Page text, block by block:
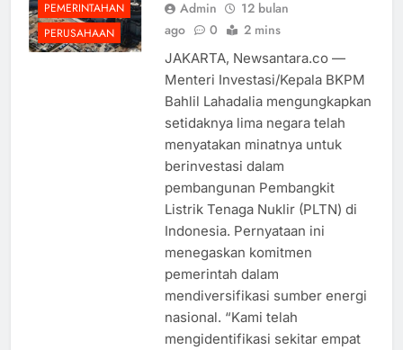
PEMERINTAHAN
PERUSAHAAN
Admin
12 bulan
ago
0 2 mins
JAKARTA, Newsantara.co —
Menteri Investasi/Kepala BKPM
Bahlil Lahadalia mengungkapkan
setidaknya lima negara telah
menyatakan minatnya untuk
berinvestasi dalam
pembangunan Pembangkit
Listrik Tenaga Nuklir (PLTN) di
Indonesia. Pernyataan ini
menegaskan komitmen
pemerintah dalam
mendiversifikasi sumber energi
nasional. “Kami telah
mengidentifikasi sekitar empat